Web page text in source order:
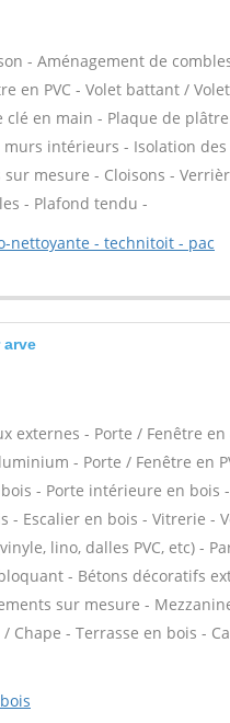
- Aménagement de
en PVC - Volet battant /
en main - Plaque de
intérieurs - Isolation des
mesure - Cloisons -
- Plafond tendu -
nettoyante - technitoit - pac
externes - Porte / Fenêtre
- Porte / Fenêtre en
- Porte intérieure en
- Escalier en bois - Vitrerie -
lino, dalles PVC, etc) -
- Bétons décoratifs
sur mesure -
Chape - Terrasse en bois -